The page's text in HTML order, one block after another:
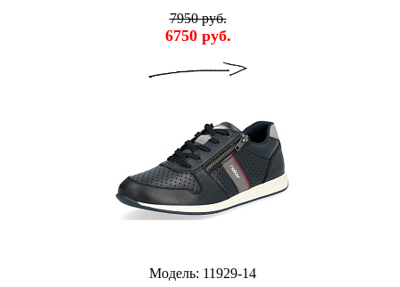
7950 руб.
6750 руб.
Модель: 11929-14